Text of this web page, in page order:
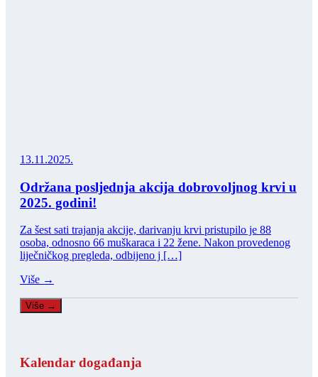
13.11.2025.
Održana posljednja akcija dobrovoljnog krvi u
2025. godini!
Za šest sati trajanja akcije, darivanju krvi pristupilo je 88
osoba, odnosno 66 muškaraca i 22 žene. Nakon provedenog
liječničkog pregleda, odbijeno j […]
Više →
Više →
Kalendar događanja